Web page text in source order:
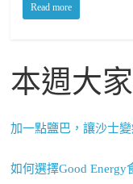
Read more
本週大
加一點鹽巴，讓沙士
如何選擇Good Energy